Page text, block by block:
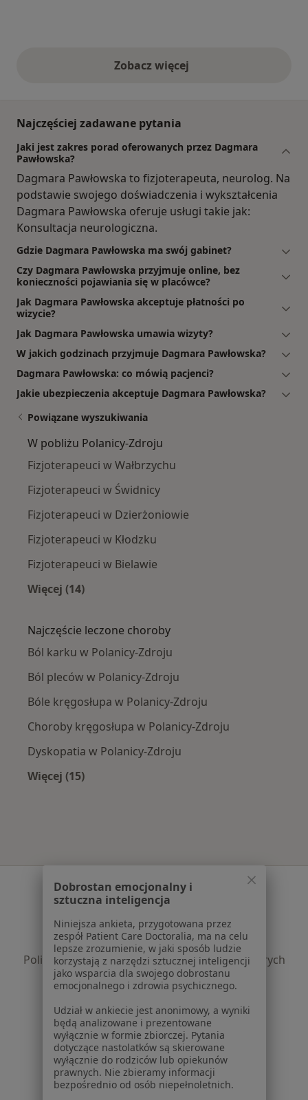
Zobacz więcejopinie powyżej
Najczęściej zadawane pytania
Jaki jest zakres porad oferowanych przez Dagmara
Pawłowska?
Dagmara Pawłowska to fizjoterapeuta, neurolog. Na
podstawie swojego doświadczenia i wykształcenia
Dagmara Pawłowska oferuje usługi takie jak:
Konsultacja neurologiczna.
Gdzie Dagmara Pawłowska ma swój gabinet?
Czy Dagmara Pawłowska przyjmuje online, bez
konieczności pojawiania się w placówce?
Jak Dagmara Pawłowska akceptuje płatności po
wizycie?
Jak Dagmara Pawłowska umawia wizyty?
W jakich godzinach przyjmuje Dagmara Pawłowska?
Dagmara Pawłowska: co mówią pacjenci?
Jakie ubezpieczenia akceptuje Dagmara Pawłowska?
Powiązane wyszukiwania
W pobliżu Polanicy-Zdroju
Fizjoterapeuci w Wałbrzychu
Fizjoterapeuci w Świdnicy
Fizjoterapeuci w Dzierżoniowie
Fizjoterapeuci w Kłodzku
Fizjoterapeuci w Bielawie
Więcej (14)
Najczęście leczone choroby
Ból karku w Polanicy-Zdroju
Ból pleców w Polanicy-Zdroju
Bóle kręgosłupa w Polanicy-Zdroju
Choroby kręgosłupa w Polanicy-Zdroju
Dyskopatia w Polanicy-Zdroju
Więcej (15)
Serwis
Regulamin
Polityka prywatności pacjentów
Polityka prywatności profesjonalistów
Polityka prywatności dla profesjonalistów, których
dane pozyskaliśmy samodzielnie
Polityka cookies
Jak działają wyniki wyszukiwania
Dostępność
O nas
Praca Rekrutujemy!
Partnerzy
Centrum prasowe
Dobrostan emocjonalny i
sztuczna inteligencja
Niniejsza ankieta, przygotowana przez
zespół Patient Care Doctoralia, ma na celu
lepsze zrozumienie, w jaki sposób ludzie
korzystają z narzędzi sztucznej inteligencji
jako wsparcia dla swojego dobrostanu
emocjonalnego i zdrowia psychicznego.
Udział w ankiecie jest anonimowy, a wyniki
będą analizowane i prezentowane
wyłącznie w formie zbiorczej. Pytania
dotyczące nastolatków są skierowane
wyłącznie do rodziców lub opiekunów
prawnych. Nie zbieramy informacji
bezpośrednio od osób niepełnoletnich.